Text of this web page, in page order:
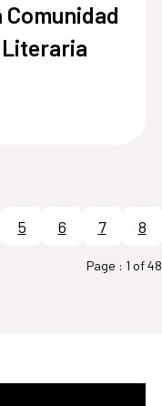
Comunidad
5 6 7
8
Page : 1 of 48